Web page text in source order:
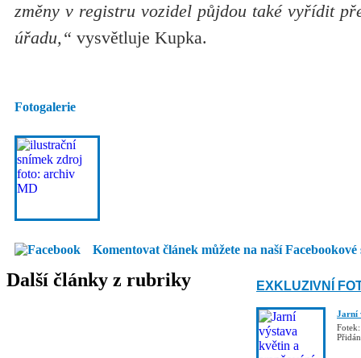
změny v registru vozidel půjdou také vyřídit
úřadu,“ vysvětluje Kupka.
Fotogalerie
Komentovat článek můžete na naší Facebookové
Další články z rubriky EXKLUZIVNÍ
Jarní